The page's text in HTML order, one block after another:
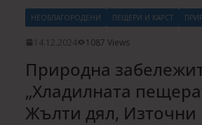
НЕОБЛАГОРОДЕНИ ПЕЩЕРИ И КАРСТ
14.12.2024 1087 Views
Природна
„Хладилната
Жълти дял, Източни